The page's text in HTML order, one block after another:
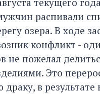
распивали
озера. В ходе
конфликт -
не пожелал
Это
в результате